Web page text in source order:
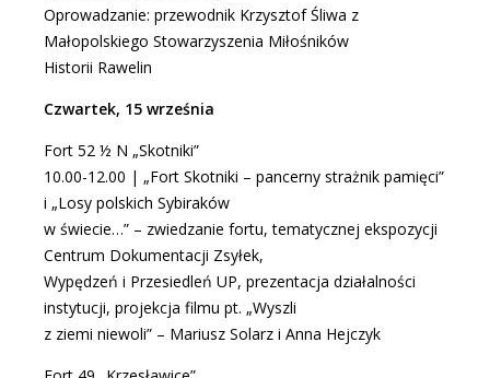
Oprowadzanie: przewodnik Krzysztof Śliwa z
Małopolskiego Stowarzyszenia Miłośników
Historii Rawelin
Czwartek, 15 września
Fort 52 ½ N „Skotniki”
10.00-12.00 | „Fort Skotniki – pancerny strażnik pamięci”
i „Losy polskich Sybiraków
w świecie…” – zwiedzanie fortu, tematycznej ekspozycji
Centrum Dokumentacji Zsyłek,
Wypędzeń i Przesiedleń UP, prezentacja działalności
instytucji, projekcja filmu pt. „Wyszli
z ziemi niewoli” – Mariusz Solarz i Anna Hejczyk